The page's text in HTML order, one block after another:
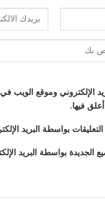
الإلكتروني وموقع الويب
فيها.
التعليقات بواسطة البريد
الجديدة بواسطة البريد